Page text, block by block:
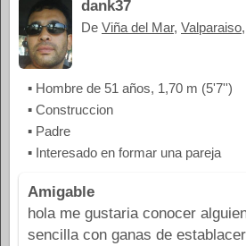
dank37
De Viña del Mar, Valparaiso,
▪ Hombre de 51 años, 1,70 m (5'7'')
▪ Construccion
▪ Padre
▪ Interesado en formar una pareja
Amigable
hola me gustaria conocer
sencilla con ganas de